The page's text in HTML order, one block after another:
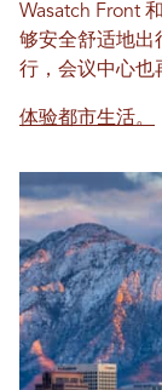
Wasatch Front
够安全舒适地出
行，会议中心也
体验都市生活。